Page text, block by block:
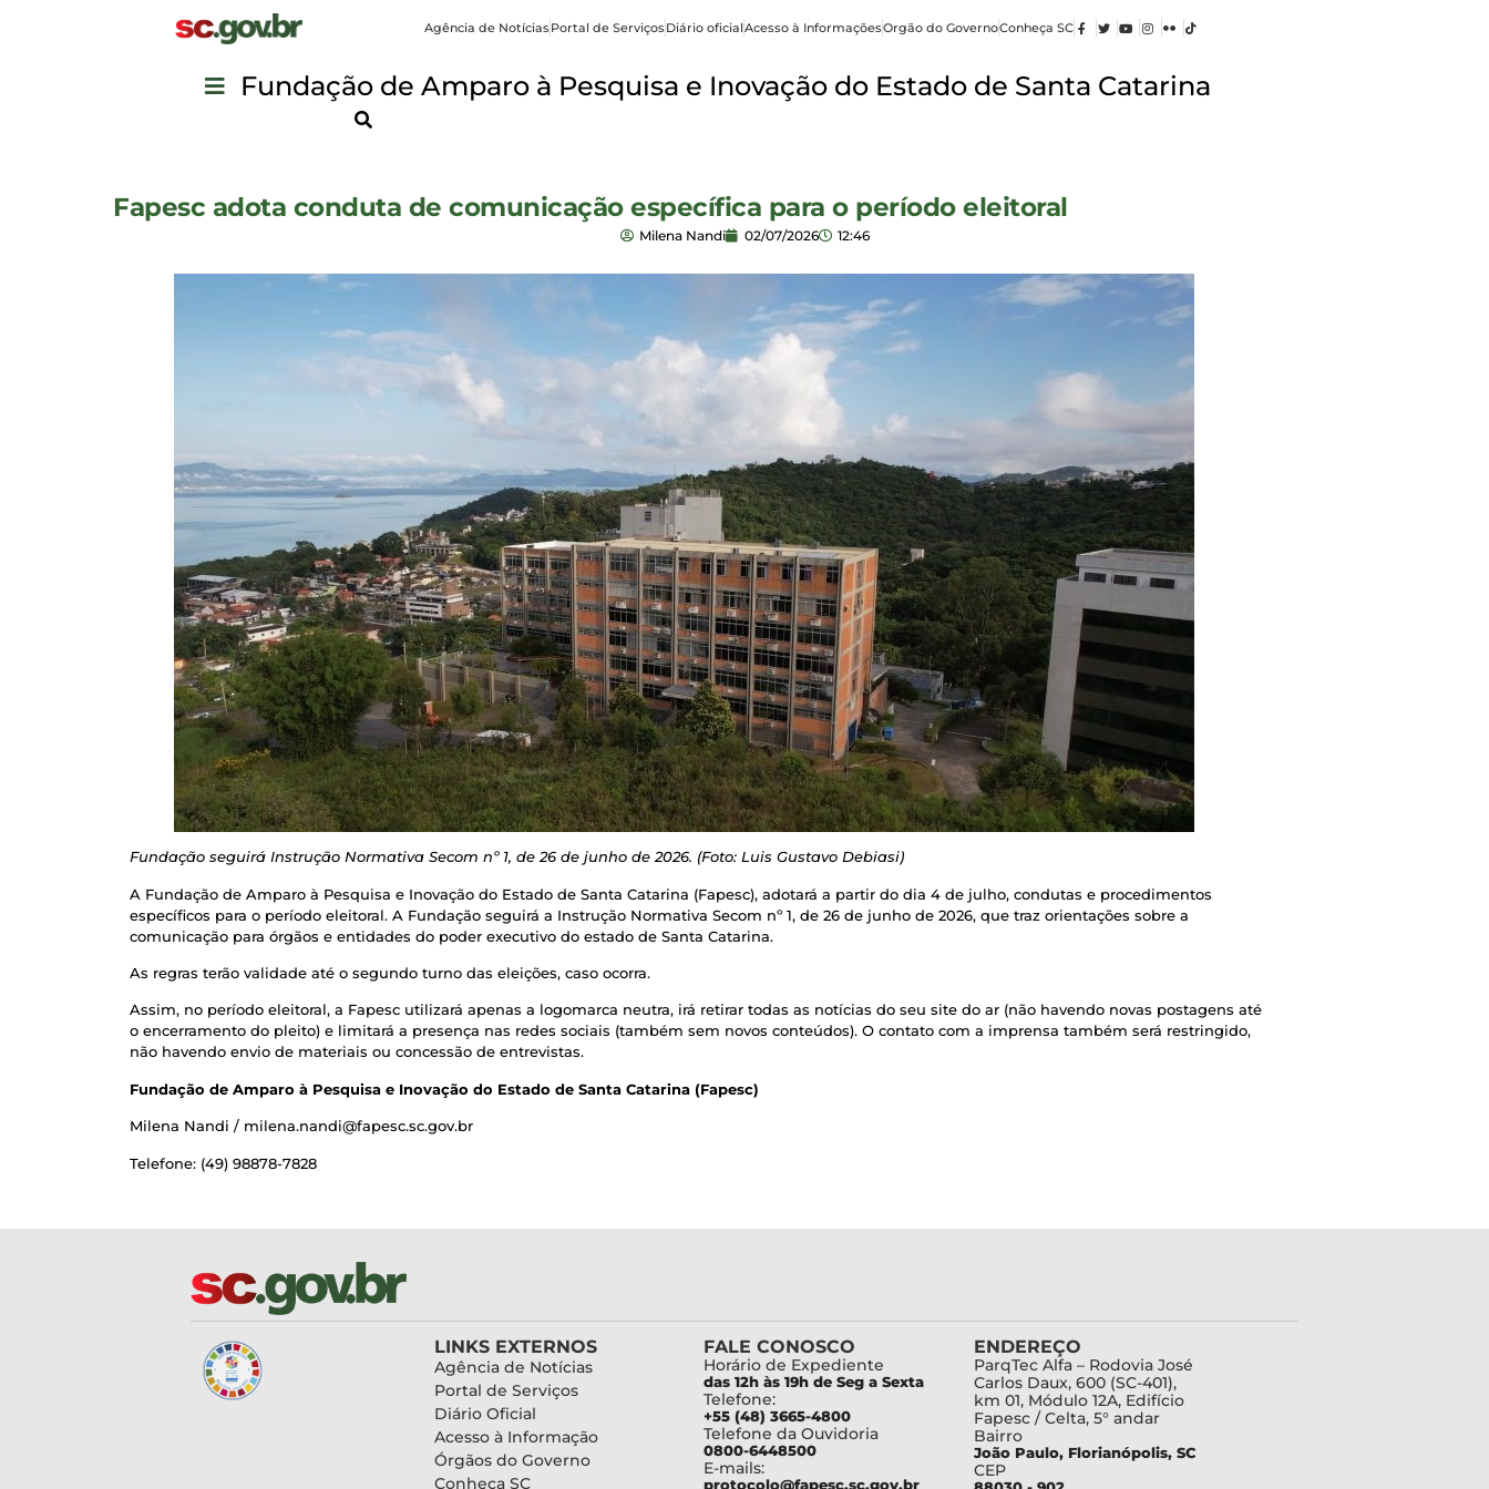
Agência de NotíciasPortal de ServiçosDiário oficialAcesso à InformaçõesOrgão do GovernoConheça SC
Fundação de Amparo à Pesquisa e Inovação do Estado de Santa Catarina
Fapesc adota conduta de comunicação específica para o período eleitoral
Milena Nandi 02/07/2026 12:46
Fundação seguirá Instrução Normativa Secom nº 1, de 26 de junho de 2026. (Foto: Luis Gustavo Debiasi)
A Fundação de Amparo à Pesquisa e Inovação do Estado de Santa Catarina (Fapesc), adotará a partir do dia 4 de julho, condutas e procedimentos
específicos para o período eleitoral. A Fundação seguirá a Instrução Normativa Secom nº 1, de 26 de junho de 2026, que traz orientações sobre a
comunicação para órgãos e entidades do poder executivo do estado de Santa Catarina.
As regras terão validade até o segundo turno das eleições, caso ocorra.
Assim, no período eleitoral, a Fapesc utilizará apenas a logomarca neutra, irá retirar todas as notícias do seu site do ar (não havendo novas postagens até
o encerramento do pleito) e limitará a presença nas redes sociais (também sem novos conteúdos). O contato com a imprensa também será restringido,
não havendo envio de materiais ou concessão de entrevistas.
Fundação de Amparo à Pesquisa e Inovação do Estado de Santa Catarina (Fapesc)
Milena Nandi / milena.nandi@fapesc.sc.gov.br
Telefone: (49) 98878-7828
LINKS EXTERNOS
Agência de Notícias
Portal de Serviços
Diário Oficial
Acesso à Informação
Órgãos do Governo
Conheça SC
FALE CONOSCO
Horário de Expediente
das 12h às 19h de Seg a Sexta
Telefone:
+55 (48) 3665-4800
Telefone da Ouvidoria
0800-6448500
E-mails:
protocolo@fapesc.sc.gov.br
ENDEREÇO
ParqTec Alfa – Rodovia José
Carlos Daux, 600 (SC-401),
km 01, Módulo 12A, Edifício
Fapesc / Celta, 5° andar
Bairro
João Paulo, Florianópolis, SC
CEP